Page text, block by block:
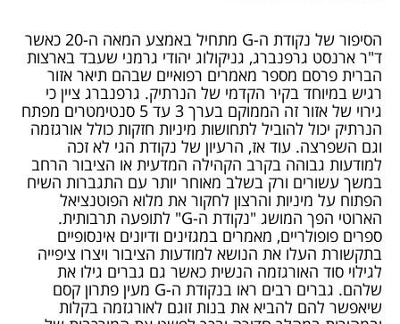
הסיפור של נקודת ה-G
מתחיל באמצע המאה ה-20 כאשר
ד"ר ארנסט גרפנברג, גניקולוג יהודי גרמני שעבד בארצות
הברית פרסם מספר מאמרים רפואיים שבהם תיאר אזור
רגיש במיוחד בקיר הקדמי של הנרתיק. גרפנברג ציין כי
גירוי של אזור זה הממוקם בערך 3 עד 5 סנטימטרים מפתח
הנרתיק יכול להוביל לתחושות מיניות חזקות כולל אורגזמה
וגם השפרצה. עוד אז, הרעיון של נקודת הגי לא זכה
למודעות גבוהה בקרב הקהילה המדעית או הציבור הרחב
במשך עשורים ורק בשלב מאוחר יותר עם התגברות השיח
הפתוח על מיניות והרצון לחקור את מלוא הפוטנציאל
הארוטי הפך המושג "נקודת ה-G" לתופעה תרבותית.
ספרים פופולריים, מאמרים במגזינים ודיונים אינסופיים
בתקשורת העלו את הנושא למודעות הציבור ויצרו ציפייה
לגילוי סוד האורגזמה הנשית כאשר גם גברים גילו את
שלהם. גברים רבים ראו בנקודת ה-G מעין פתרון קסם
שיאפשר להם להביא את בנות זוגם לאורגזמה בקלות